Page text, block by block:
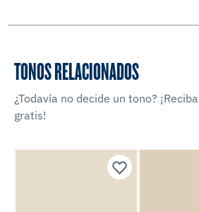
TONOS RELACIONADOS
¿Todavía no decide un tono?
gratis!